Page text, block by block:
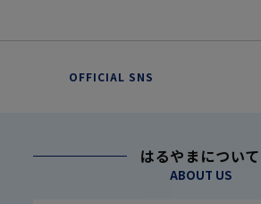
OFFICIAL SNS
はるやまについて
ABOUT US